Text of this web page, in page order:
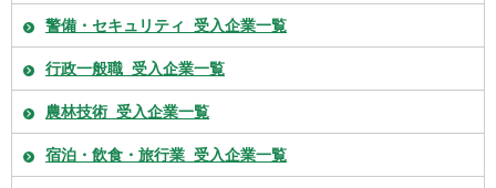
警備・セキュリティ_受入企業一覧
行政一般職_受入企業一覧
農林技術_受入企業一覧
宿泊・飲食・旅行業_受入企業一覧